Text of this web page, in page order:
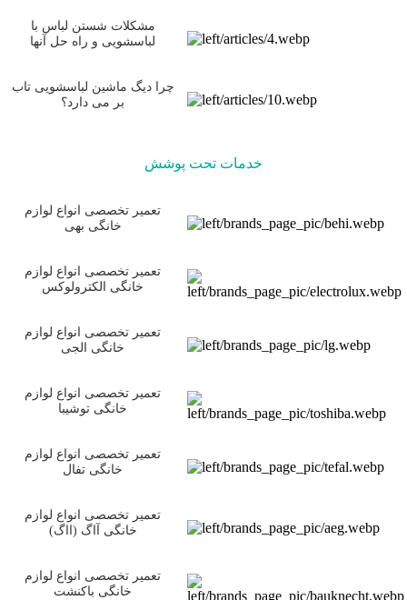
مشکلات شستن لباس با
لباسشویی و راه حل آنها
چرا دیگ ماشین لباسشویی تاب
بر می دارد؟
خدمات تحت پوشش
تعمیر تخصصی انواع لوازم
خانگی بهی
تعمیر تخصصی انواع لوازم
خانگی الکترولوکس
تعمیر تخصصی انواع لوازم
خانگی الجی
تعمیر تخصصی انواع لوازم
خانگی توشیبا
تعمیر تخصصی انواع لوازم
خانگی تفال
تعمیر تخصصی انواع لوازم
خانگی آاگ (ااگ)
تعمیر تخصصی انواع لوازم
خانگی باکنشت